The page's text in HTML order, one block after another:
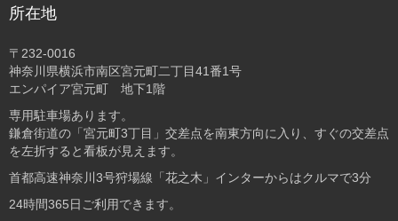
所在地
〒232-0016
神奈川県横浜市南区宮元町二丁目41番1号
エンパイア宮元町 地下1階
専用駐車場あります。
鎌倉街道の「宮元町3丁目」交差点を南東方向に入り、すぐの交差点
を左折すると看板が見えます。
首都高速神奈川3号狩場線「花之木」インターからはクルマで3分
24時間365日ご利用できます。